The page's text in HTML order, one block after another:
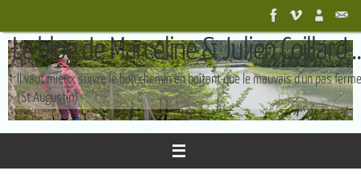
contenu
Le blog de Marceline & Julien Coillard
Il vaut mieux suivre le bon chemin en boîtant que le mauvais d'un pas ferme
(St Augustin)